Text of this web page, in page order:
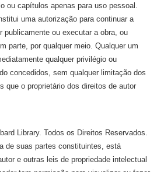
ou capítulos apenas para uso pessoal.
uma autorização para continuar a
publicamente ou executar a obra, ou
parte, por qualquer meio. Qualquer um
qualquer privilégio ou
concedidos, sem qualquer limitação dos
que o proprietário dos direitos de autor
Library. Todos os Direitos Reservados.
de suas partes constituintes, está
e outras leis de propriedade intelectual